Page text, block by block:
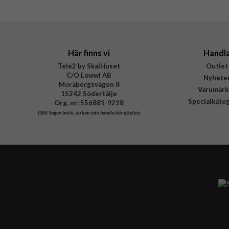
Här finns vi
Tele2 by SkalHuset
C/O Lowwi AB
Morabergsvägen 8
15242 Södertälje
Org. nr: 556881-9238
OBS!Ingen butik, du kan inte handla här på plats
Outlet